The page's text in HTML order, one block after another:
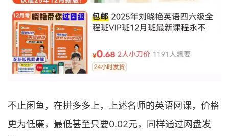
不止闲鱼，在拼多多上，上述名师的英语网课，价格
更为低廉，最低甚至只要0.02元，同样通过网盘发